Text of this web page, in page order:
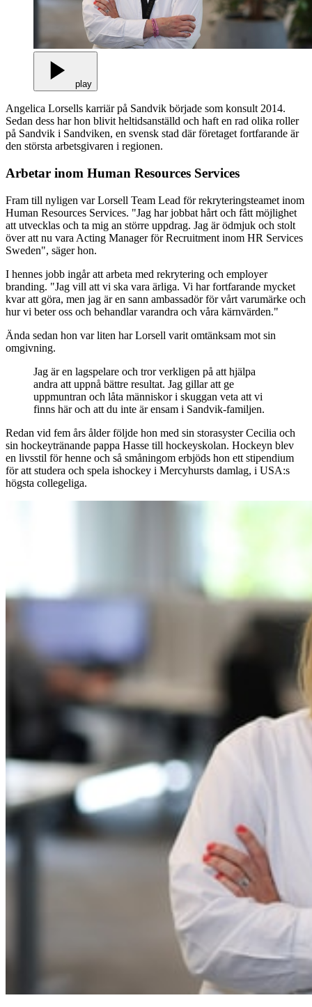
play
Angelica Lorsells karriär på Sandvik började som konsult 2014.
Sedan dess har hon blivit heltidsanställd och haft en rad olika roller
på Sandvik i Sandviken, en svensk stad där företaget fortfarande är
den största arbetsgivaren i regionen.
Arbetar inom Human Resources Services
Fram till nyligen var Lorsell Team Lead för rekryteringsteamet inom
Human Resources Services. "Jag har jobbat hårt och fått möjlighet
att utvecklas och ta mig an större uppdrag. Jag är ödmjuk och stolt
över att nu vara Acting Manager för Recruitment inom HR Services
Sweden", säger hon.
I hennes jobb ingår att arbeta med rekrytering och employer
branding. "Jag vill att vi ska vara ärliga. Vi har fortfarande mycket
kvar att göra, men jag är en sann ambassadör för vårt varumärke och
hur vi beter oss och behandlar varandra och våra kärnvärden."
Ända sedan hon var liten har Lorsell varit omtänksam mot sin
omgivning.
Jag är en lagspelare och tror verkligen på att hjälpa
andra att uppnå bättre resultat. Jag gillar att ge
uppmuntran och låta människor i skuggan veta att vi
finns här och att du inte är ensam i Sandvik-familjen.
Redan vid fem års ålder följde hon med sin storasyster Cecilia och
sin hockeytränande pappa Hasse till hockeyskolan. Hockeyn blev
en livsstil för henne och så småningom erbjöds hon ett stipendium
för att studera och spela ishockey i Mercyhursts damlag, i USA:s
högsta collegeliga.